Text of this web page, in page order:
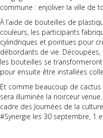
commune : enjoliver la ville de
À l’aide de bouteilles de
couleurs, les participants
cylindriques et pointues pour
débordants de vie.
les bouteilles se
pour ensuite être installées
Et comme beaucoup de cactus
sera illuminée la noirceur
cadre des Journées de la
#Synergie les 30 septembre, 1